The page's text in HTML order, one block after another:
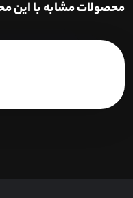
محصولات مشابه با این